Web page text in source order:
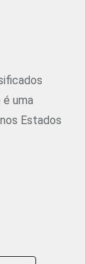
uma
Estados